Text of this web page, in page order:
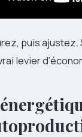
puis ajustez.
levier